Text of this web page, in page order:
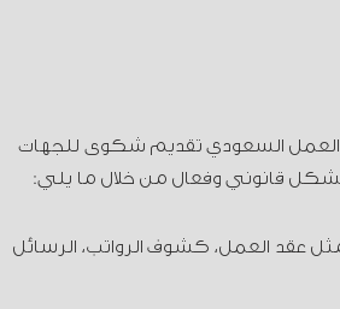
العمل السعودي تقديم شكوى للجهات
قانوني وفعال من خلال ما يلي:
عقد العمل، كشوف الرواتب، الرسائل